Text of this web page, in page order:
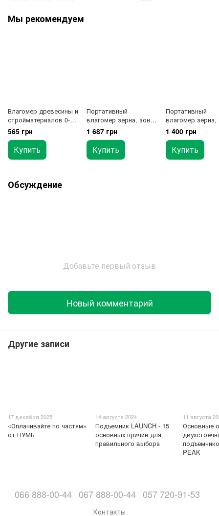
Мы рекомендуем
Влагомер древесины и
стройматериалов 0-
70% WINTACT WT660
565 грн
Купить
Портативный
влагомер зерна, зонд
90см (7,5~55%)
BENETECH GM650C
1 687 грн
Купить
Портативный
влагомер зерна,
60см (7,5~55%)
BENETECH
1 400 грн
Купить
Обсуждение
Добавьте первый отзыв
Новый комментарий
Другие записи
17 декабря 2025
«Оплачивайте по частям»
от ПУМБ
14 августа 2024
Подъемник LAUNCH - 15
основных причин для
правильного выбора
11 августа
Основные
PEAK
066 888-00-44 067 888-00-44 057 720-91-53
Контакты